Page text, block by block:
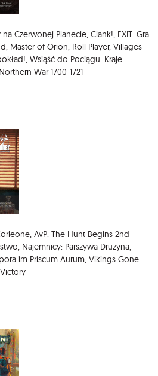
Czerwonej Planecie, Clank!, EXIT: Gra
Master of Orion, Roll Player, Villages
Wsiąść do Pociągu: Kraje
War 1700-1721
AvP: The Hunt Begins 2nd
Najemnicy: Parszywa Drużyna,
im Priscum Aurum, Vikings Gone